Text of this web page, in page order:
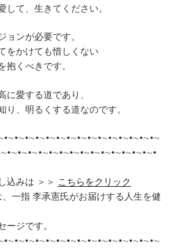
して、生きてください。
ョンが必要です。
をかけても惜しくない
抱くべきです。
に愛する道であり、
り、明るくする道なのです。
込みは ＞＞ こちらをクリック
一指 李承憲氏がお届けする人生を健
ージです。